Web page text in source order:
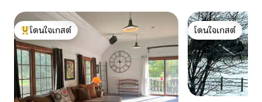
โดนใจเกสต์ที่สุด
โดนใจเกสต์
โดนใจเกสต์
โดนใจเกสต์